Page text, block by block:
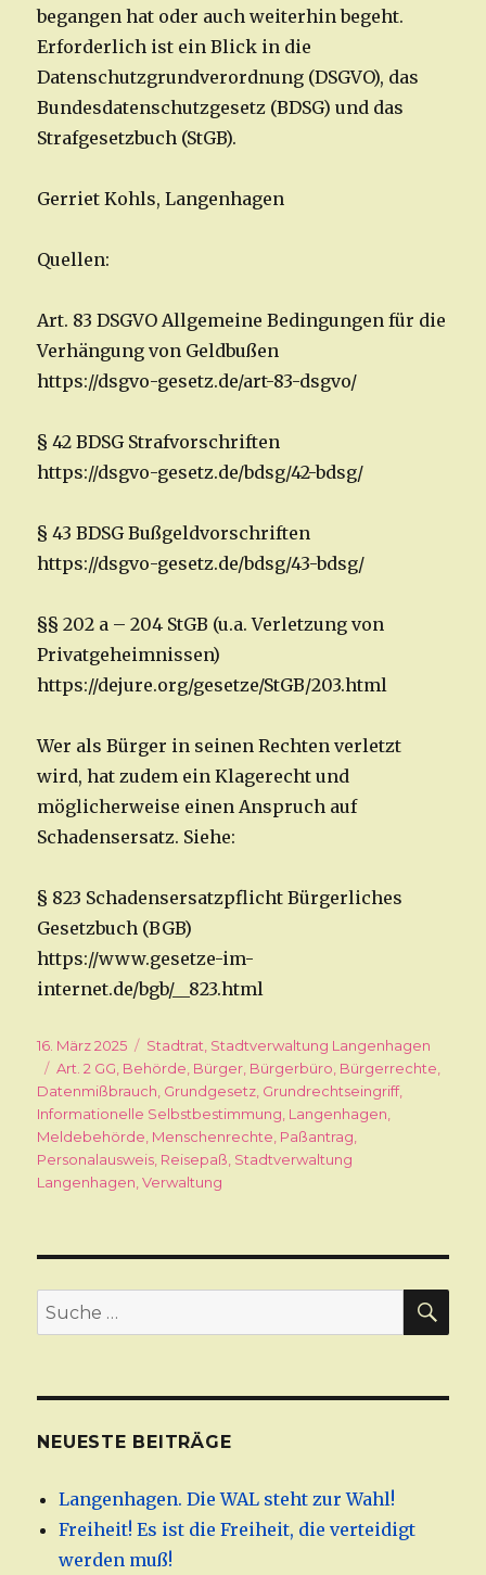
begangen hat oder auch weiterhin begeht.
Erforderlich ist ein Blick in die
Datenschutzgrundverordnung (DSGVO), das
Bundesdatenschutzgesetz (BDSG) und das
Strafgesetzbuch (StGB).
Gerriet Kohls, Langenhagen
Quellen:
Art. 83 DSGVO Allgemeine Bedingungen für die
Verhängung von Geldbußen
https://dsgvo-gesetz.de/art-83-dsgvo/
§ 42 BDSG Strafvorschriften
https://dsgvo-gesetz.de/bdsg/42-bdsg/
§ 43 BDSG Bußgeldvorschriften
https://dsgvo-gesetz.de/bdsg/43-bdsg/
§§ 202 a – 204 StGB (u.a. Verletzung von
Privatgeheimnissen)
https://dejure.org/gesetze/StGB/203.html
Wer als Bürger in seinen Rechten verletzt
wird, hat zudem ein Klagerecht und
möglicherweise einen Anspruch auf
Schadensersatz. Siehe:
§ 823 Schadensersatzpflicht Bürgerliches
Gesetzbuch (BGB)
https://www.gesetze-im-
internet.de/bgb/__823.html
Veröffentlicht
am
16. März 2025 Kategorien
Stadtrat, Stadtverwaltung Langenhagen
Schlagwörter
Art. 2 GG, Behörde, Bürger, Bürgerbüro, Bürgerrechte,
Datenmißbrauch, Grundgesetz, Grundrechtseingriff,
Informationelle Selbstbestimmung, Langenhagen,
Meldebehörde, Menschenrechte, Paßantrag,
Personalausweis, Reisepaß, Stadtverwaltung
Langenhagen,Verwaltung
Suche
nach:
NEUESTE BEITRÄGE
Langenhagen. Die WAL steht zur Wahl!
Freiheit! Es ist die Freiheit, die verteidigt
werden muß!